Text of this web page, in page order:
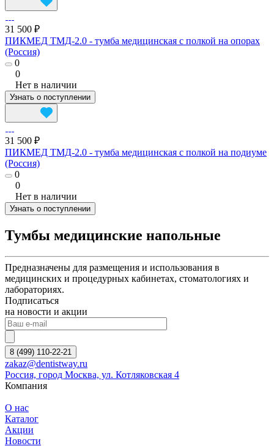
31 500 ₽
ПИКМЕД ТМД-2.0 - тумба медицинская с полкой на опорах
(Россия)
0
0
Нет в наличии
Узнать о поступлении
31 500 ₽
ПИКМЕД ТМД-2.0 - тумба медицинская с полкой на подиуме
(Россия)
0
0
Нет в наличии
Узнать о поступлении
Тумбы медицинские напольные
Предназначены для размещения и использования в
медицинских и процедурных кабинетах, стоматологиях и
лабораториях.
Подписаться
на новости и акции
8 (499) 110-22-21
zakaz@dentistway.ru
Россия, город Москва, ул. Котляковская 4
Компания
О нас
Каталог
Акции
Новости